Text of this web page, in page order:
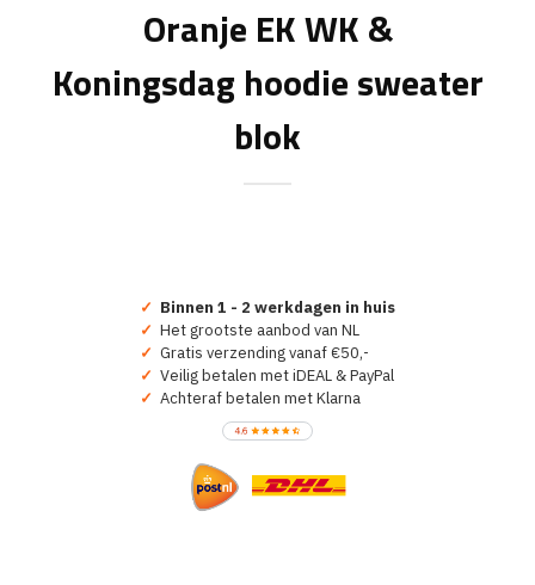
Oranje EK WK &
Koningsdag hoodie sweater
blok
✓ Binnen 1 - 2 werkdagen in huis
✓ Het grootste aanbod van NL
✓ Gratis verzending vanaf €50,-
✓ Veilig betalen met iDEAL & PayPal
✓ Achteraf betalen met Klarna